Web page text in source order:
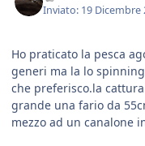
Inviato: 19 Dicembre
Ho praticato la pesca
generi ma la lo
che preferisco.la
grande una fario da
mezzo ad un canalone